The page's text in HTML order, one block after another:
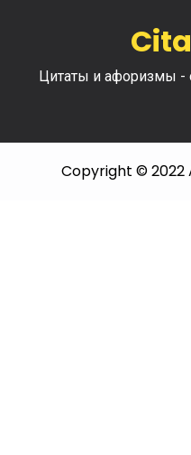
Цитаты и афоризмы -
Copyright © 2022